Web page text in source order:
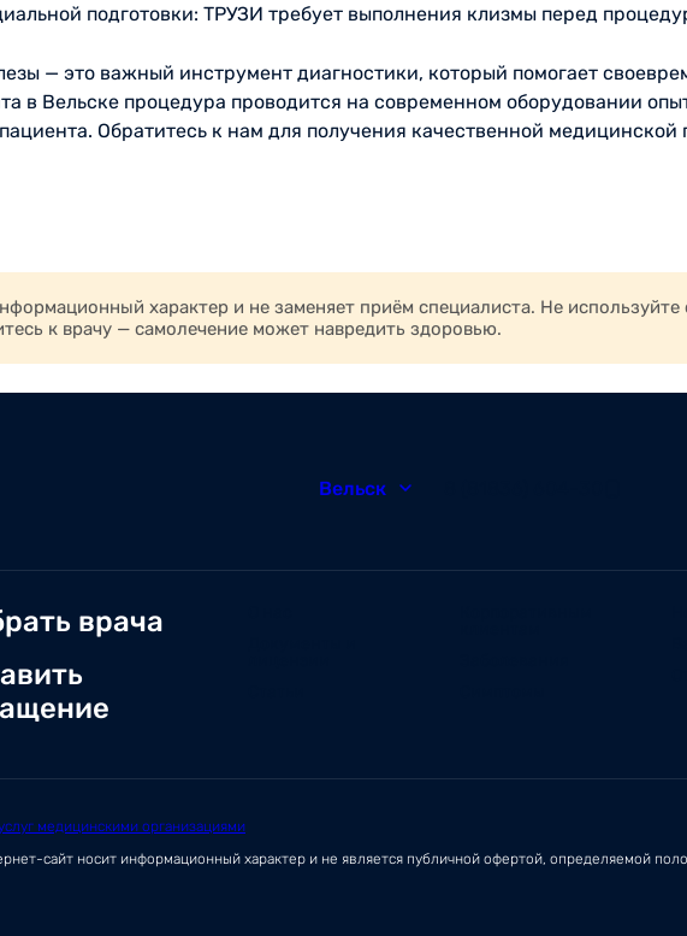
подготовки: ТРУЗИ требует выполнения клизмы перед
— это важный инструмент диагностики, который помогает
в Вельске процедура проводится на современном оборудовании
Обратитесь к нам для получения качественной
характер и не заменяет приём специалиста. Не
к врачу — самолечение может навредить здоровью.
Вельск
врача
медицинскими организациями
сайт носит информационный характер и не является публичной офертой, определяемой